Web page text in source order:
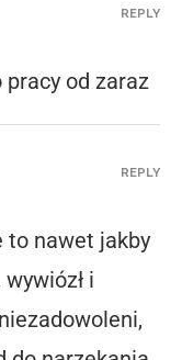
od zaraz
REPLY
to nawet jakby
wywiózł i
REPLY